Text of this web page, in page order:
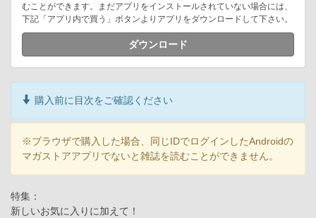
むことができます。まだアプリをインストールされていない場合には、
下記「アプリ内で買う」ボタンよりアプリをダウンロードして下さい。
ダウンロード
購入前に目次をご確認ください
※ブラウザで購入した場合、同じIDでログインしたAndroidの
マガストアアプリでないと雑誌を読むことができません。
特集：
新しいお気に入りに加えて！